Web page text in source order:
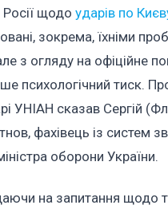
щодо ударів по
зокрема, їхніми
з огляду на офіційне
психологічний тиск.
УНІАН сказав Сергій
фахівець із систем
оборони України.
на запитання щодо